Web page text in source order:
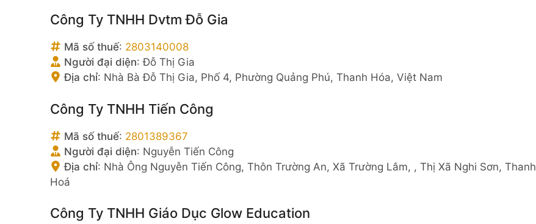
Công Ty TNHH Dvtm Đỗ Gia
Mã số thuế: 2803140008
Người đại diện:Đỗ Thị Gia
Địa chỉ: Nhà Bà Đỗ Thị Gia, Phố 4, Phường Quảng Phú, Thanh Hóa, Việt Nam
Công Ty TNHH Tiến Công
Mã số thuế: 2801389367
Người đại diện: Nguyễn Tiến Công
Địa chỉ: Nhà Ông Nguyễn Tiến Công, Thôn Trường An, Xã Trường Lâm, , Thị Xã Nghi Sơn, Thanh
Hoá
Công Ty TNHH Giáo Dục Glow Education